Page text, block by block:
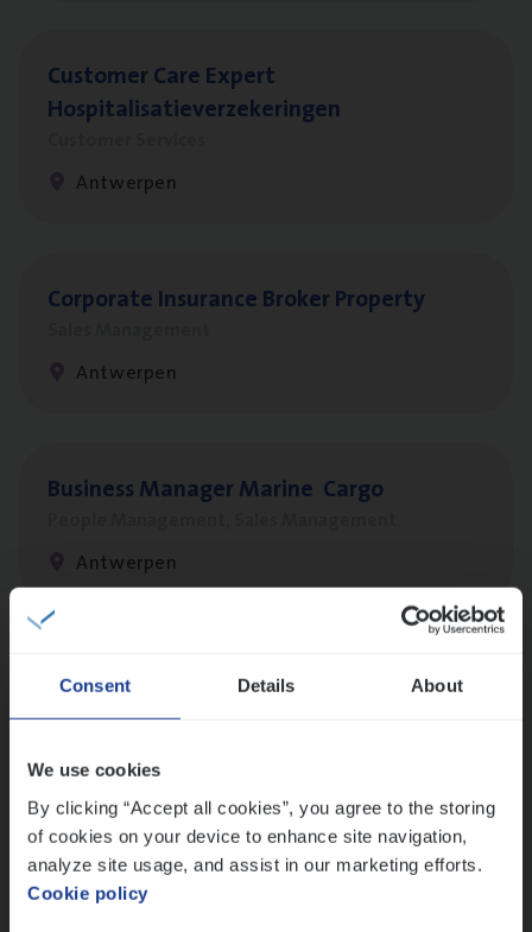
Consent Details About
We use cookies
By clicking “Accept all cookies”, you agree to the storing
of cookies on your device to enhance site navigation,
analyze site usage, and assist in our marketing efforts.
Cookie policy
Cus­to­mer Care Expert
Hospitalisatieverzekeringen
Antwerpen
Cor­po­ra­te Insu­ran­ce Bro­ker Property
Antwerpen
Busi­ness Mana­ger Mari­ne Cargo
Antwerpen
Client Exe­cu­ti­ve Marine
Dos­sier­be­heer­der Pro­per­ty verzekeringen
Insurance Operations